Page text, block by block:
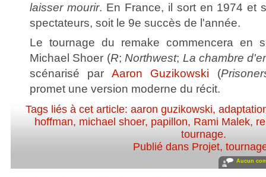
laisser mourir. En France, il sort en 1974 et
spectateurs, soit le 9e succès de l'année.
Le tournage du remake commencera en
Michael Shoer (R;Northwest; La chambre
scénarisé par Aaron Guzikowski (
promet une version moderne du récit.
Tags liés à cet article: aaron guzikowski,
hoffman, michael shoer, papillon, Rami Malek,
tournage.
Publié dans Projet,
Aucun